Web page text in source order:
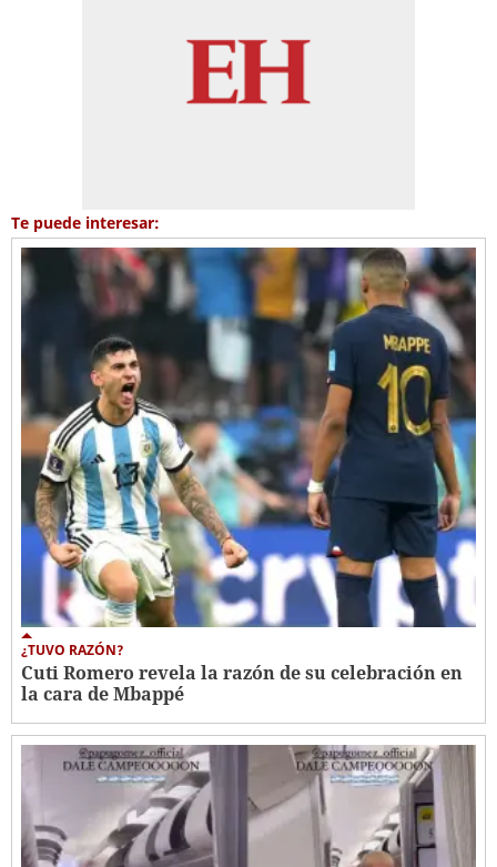
Te puede interesar:
¿TUVO RAZÓN?
Cuti Romero revela la razón de su celebración en
la cara de Mbappé